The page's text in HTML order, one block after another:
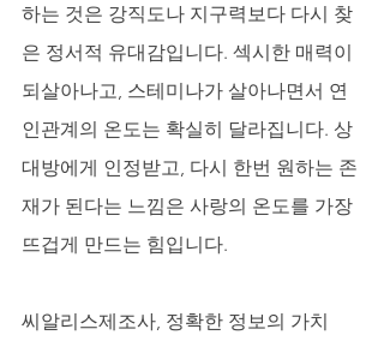
하는 것은 강직도나 지구력보다 다시 찾
은 정서적 유대감입니다. 섹시한 매력이
되살아나고, 스테미나가 살아나면서 연
인관계의 온도는 확실히 달라집니다. 상
대방에게 인정받고, 다시 한번 원하는 존
재가 된다는 느낌은 사랑의 온도를 가장
뜨겁게 만드는 힘입니다.
씨알리스제조사, 정확한 정보의 가치